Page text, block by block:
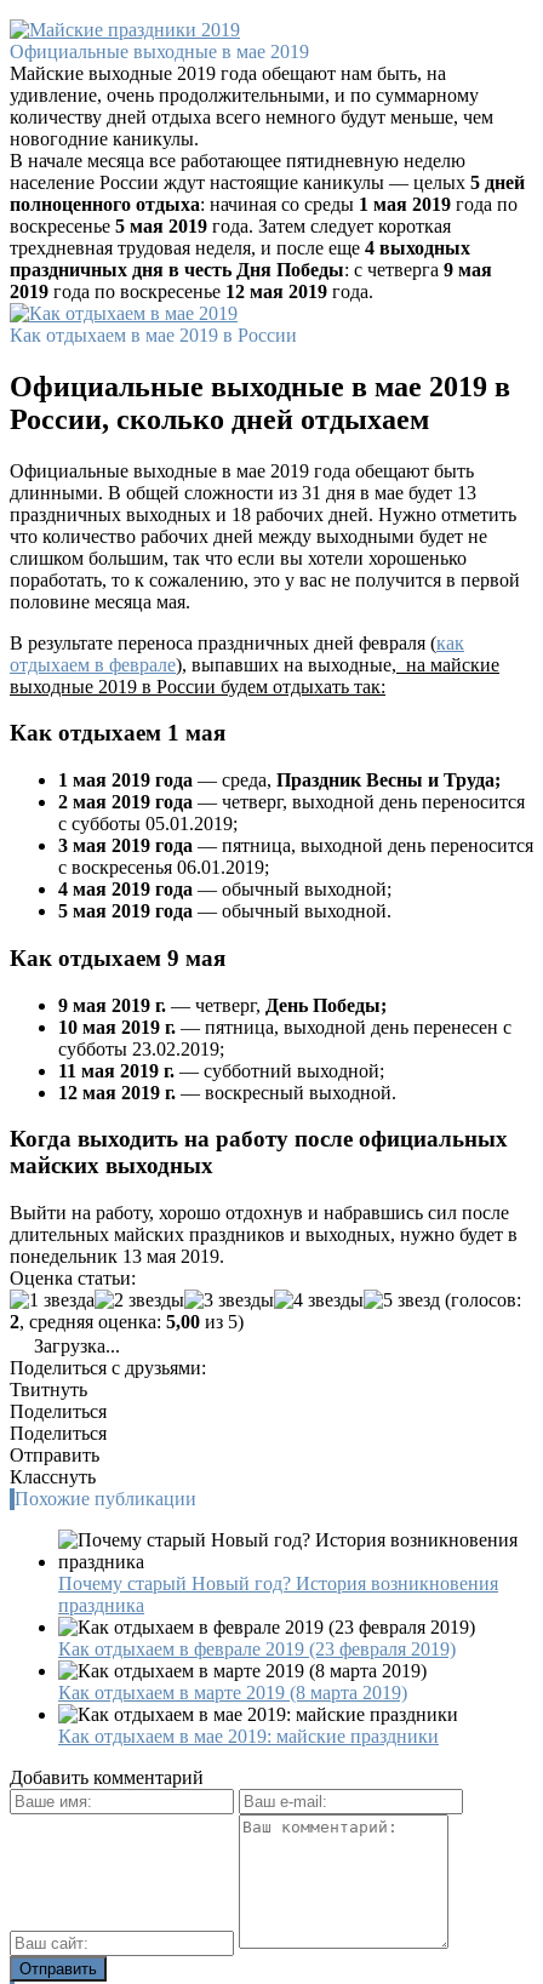
Официальные выходные в мае 2019
Майские выходные 2019 года обещают нам быть, на
удивление, очень продолжительными, и по суммарному
количеству дней отдыха всего немного будут меньше, чем
новогодние каникулы.
В начале месяца все работающее пятидневную неделю
население России ждут настоящие каникулы — целых 5 дней
полноценного отдыха: начиная со среды 1 мая 2019 года по
воскресенье 5 мая 2019 года. Затем следует короткая
трехдневная трудовая неделя, и после еще 4 выходных
праздничных дня в честь Дня Победы: с четверга 9 мая
2019 года по воскресенье 12 мая 2019 года.
Как отдыхаем в мае 2019 в России
Официальные выходные в мае 2019 в
России, сколько дней отдыхаем
Официальные выходные в мае 2019 года обещают быть
длинными. В общей сложности из 31 дня в мае будет 13
праздничных выходных и 18 рабочих дней. Нужно отметить
что количество рабочих дней между выходными будет не
слишком большим, так что если вы хотели хорошенько
поработать, то к сожалению, это у вас не получится в первой
половине месяца мая.
В результате переноса праздничных дней февраля (как
отдыхаем в феврале), выпавших на выходные, на майские
выходные 2019 в России будем отдыхать так:
Как отдыхаем 1 мая
1 мая 2019 года — среда, Праздник Весны и Труда;
2 мая 2019 года — четверг, выходной день переносится
с субботы 05.01.2019;
3 мая 2019 года — пятница, выходной день переносится
с воскресенья 06.01.2019;
4 мая 2019 года — обычный выходной;
5 мая 2019 года — обычный выходной.
Как отдыхаем 9 мая
9 мая 2019 г. — четверг, День Победы;
10 мая 2019 г. — пятница, выходной день перенесен с
субботы 23.02.2019;
11 мая 2019 г. — субботний выходной;
12 мая 2019 г. — воскресный выходной.
Когда выходить на работу после официальных
майских выходных
Выйти на работу, хорошо отдохнув и набравшись сил после
длительных майских праздников и выходных, нужно будет в
понедельник 13 мая 2019.
Оценка статьи:
(голосов:
2, средняя оценка: 5,00 из 5)
Загрузка...
Поделиться с друзьями:
Твитнуть
Поделиться
Поделиться
Отправить
Класснуть
Похожие публикации
Почему старый Новый год? История возникновения
праздника
Как отдыхаем в феврале 2019 (23 февраля 2019)
Как отдыхаем в марте 2019 (8 марта 2019)
Как отдыхаем в мае 2019: майские праздники
Добавить комментарий